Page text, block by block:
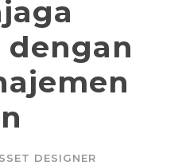
dengan
DESIGNER